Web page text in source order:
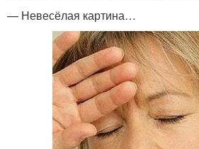
— Невесёлая картина…